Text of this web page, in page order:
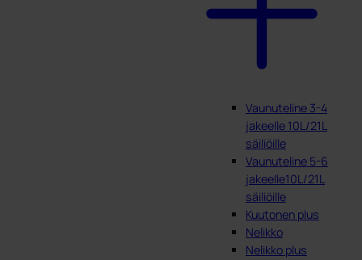
Vaunuteline 3-4
jakeelle 10L/21L
säiliöille
Vaunuteline 5-6
jakeelle10L/21L
säiliöille
Kuutonen plus
Nelikko
Nelikko plus